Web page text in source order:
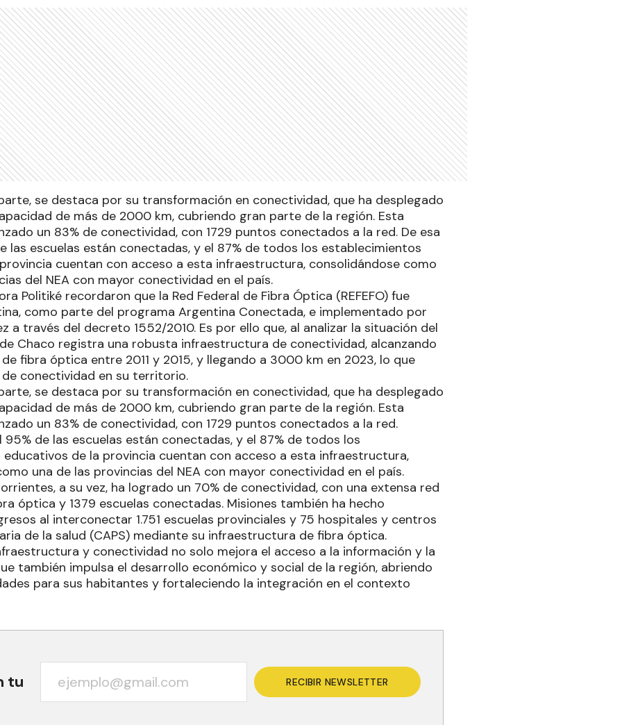
se destaca por su transformación en conectividad, que ha desplegado
de más de 2000 km, cubriendo gran parte de la región. Esta
un 83% de conectividad, con 1729 puntos conectados a la red. De esa
las escuelas están conectadas, y el 87% de todos los establecimientos
cuentan con acceso a esta infraestructura, consolidándose como
del NEA con mayor conectividad en el país.
Politiké recordaron que la Red Federal de Fibra Óptica (REFEFO) fue
como parte del programa Argentina Conectada, e implementado por
a través del decreto 1552/2010. Es por ello que, al analizar la situación del
Chaco registra una robusta infraestructura de conectividad, alcanzando
fibra óptica entre 2011 y 2015, y llegando a 3000 km en 2023, lo que
de conectividad en su territorio.
se destaca por su transformación en conectividad, que ha desplegado
de más de 2000 km, cubriendo gran parte de la región. Esta
un 83% de conectividad, con 1729 puntos conectados a la red.
95% de las escuelas están conectadas, y el 87% de todos los
de la provincia cuentan con acceso a esta infraestructura,
una de las provincias del NEA con mayor conectividad en el país.
a su vez, ha logrado un 70% de conectividad, con una extensa red
óptica y 1379 escuelas conectadas. Misiones también ha hecho
al interconectar 1.751 escuelas provinciales y 75 hospitales y centros
de la salud (CAPS) mediante su infraestructura de fibra óptica.
y conectividad no solo mejora el acceso a la información y la
también impulsa el desarrollo económico y social de la región, abriendo
para sus habitantes y fortaleciendo la integración en el contexto
tu RECIBIR NEWSLETTER